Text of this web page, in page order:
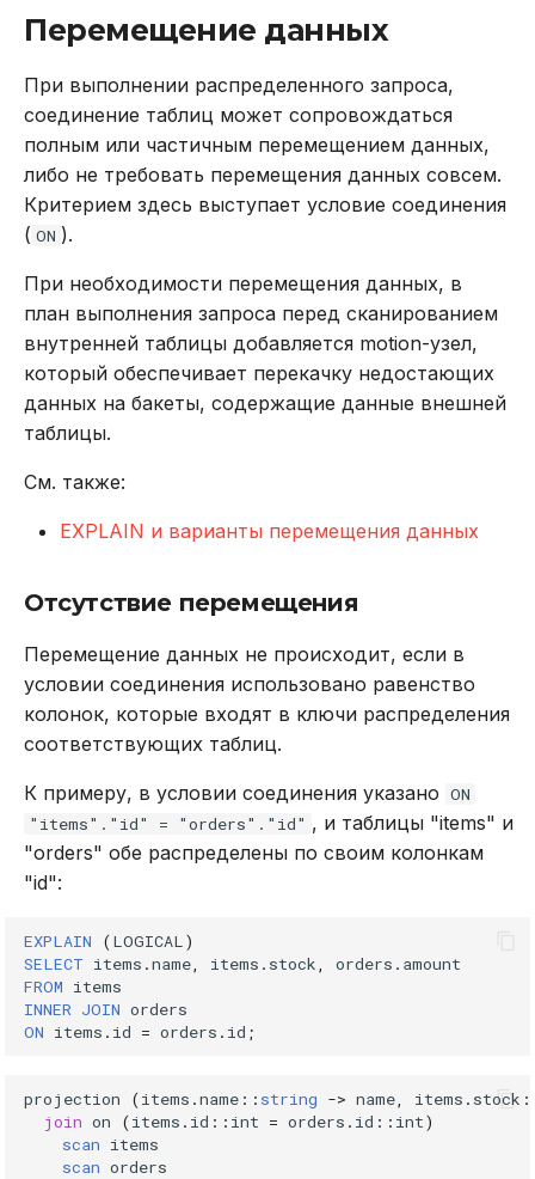
Перемещение данных
При выполнении распределенного запроса,
соединение таблиц может сопровождаться
полным или частичным перемещением данных,
либо не требовать перемещения данных совсем.
Критерием здесь выступает условие соединения
( ON ).
При необходимости перемещения данных, в
план выполнения запроса перед сканированием
внутренней таблицы добавляется motion-узел,
который обеспечивает перекачку недостающих
данных на бакеты, содержащие данные внешней
таблицы.
См. также:
EXPLAIN и варианты перемещения данных
Отсутствие перемещения
Перемещение данных не происходит, если в
условии соединения использовано равенство
колонок, которые входят в ключи распределения
соответствующих таблиц.
К примеру, в условии соединения указано ON
"items"."id" = "orders"."id" , и таблицы "items" и
"orders" обе распределены по своим колонкам
"id":
EXPLAIN (LOGICAL)
SELECT items .name, items . stock, orders . amount
FROM items
INNER JOIN orders
ON items . id = orders . id ;
projection (items .name :: string -> name, items . stock
join on (items . id :: int = orders . id :: int)
scan items
scan orders